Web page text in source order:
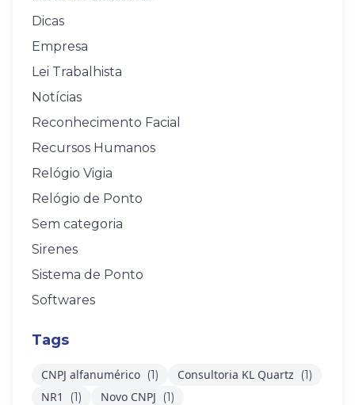
Dicas
Empresa
Lei Trabalhista
Notícias
Reconhecimento Facial
Recursos Humanos
Relógio Vigia
Relógio de Ponto
Sem categoria
Sirenes
Sistema de Ponto
Softwares
Tags
CNPJ alfanumérico (1) Consultoria KL Quartz (1)
NR1 (1) Novo CNPJ (1)